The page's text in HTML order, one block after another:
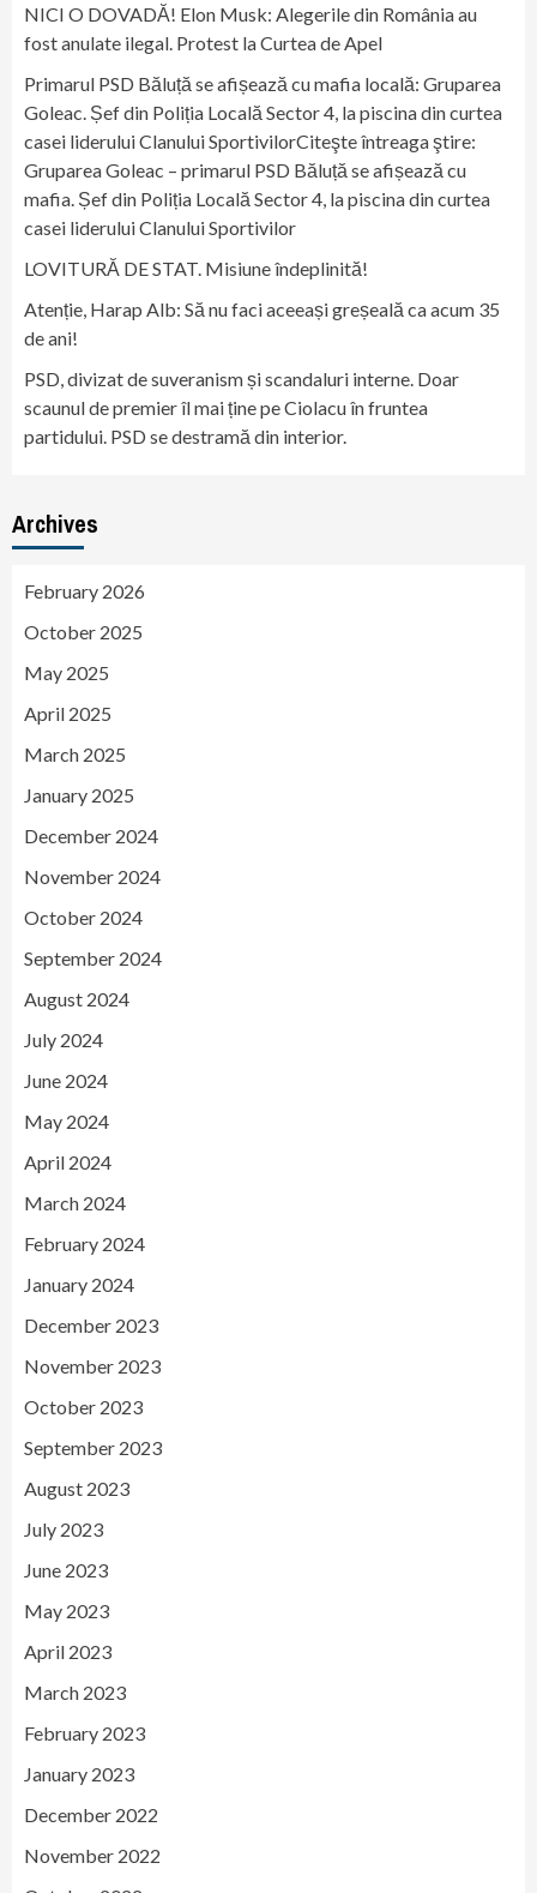
NICI O DOVADĂ! Elon Musk: Alegerile din România au
fost anulate ilegal. Protest la Curtea de Apel
Primarul PSD Băluță se afișează cu mafia locală: Gruparea
Goleac. Șef din Poliția Locală Sector 4, la piscina din curtea
casei liderului Clanului SportivilorCiteşte întreaga ştire:
Gruparea Goleac – primarul PSD Băluță se afișează cu
mafia. Șef din Poliția Locală Sector 4, la piscina din curtea
casei liderului Clanului Sportivilor
LOVITURĂ DE STAT. Misiune îndeplinită!
Atenție, Harap Alb: Să nu faci aceeași greșeală ca acum 35
de ani!
PSD, divizat de suveranism și scandaluri interne. Doar
scaunul de premier îl mai ține pe Ciolacu în fruntea
partidului. PSD se destramă din interior.
Archives
February 2026
October 2025
May 2025
April 2025
March 2025
January 2025
December 2024
November 2024
October 2024
September 2024
August 2024
July 2024
June 2024
May 2024
April 2024
March 2024
February 2024
January 2024
December 2023
November 2023
October 2023
September 2023
August 2023
July 2023
June 2023
May 2023
April 2023
March 2023
February 2023
January 2023
December 2022
November 2022